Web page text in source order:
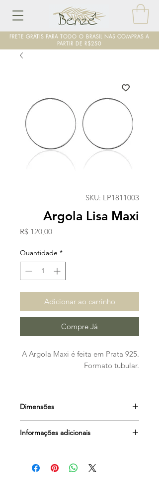
FRETE GRÁTIS PARA TODO O BRASIL NAS COMPRAS A
PARTIR DE R$250
SKU: LP1811003
Argola Lisa Maxi
R$ 120,00Preço
Quantidade *
Adicionar ao carrinho
Compre Já
A Argola Maxi é feita em Prata 925.
Formato tubular.
Dimensões
Diâmetro: 7,5 cm
Informações adicionais
meramente ilustrativos e não estão
inclusos.